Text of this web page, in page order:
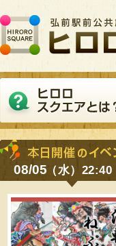
08/05（水）22:40